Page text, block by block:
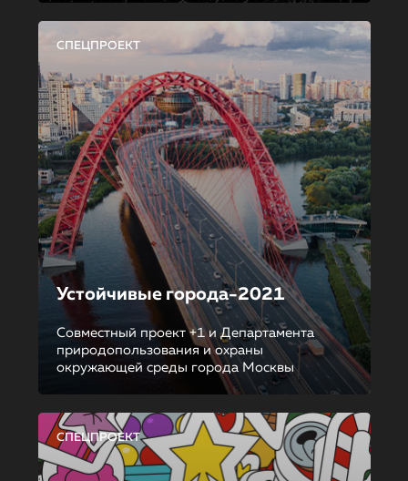
СПЕЦПРОЕКТ
Устойчивые города-2021
Совместный проект +1 и Департамента
природопользования и охраны
окружающей среды города Москвы
СПЕЦПРОЕКТ